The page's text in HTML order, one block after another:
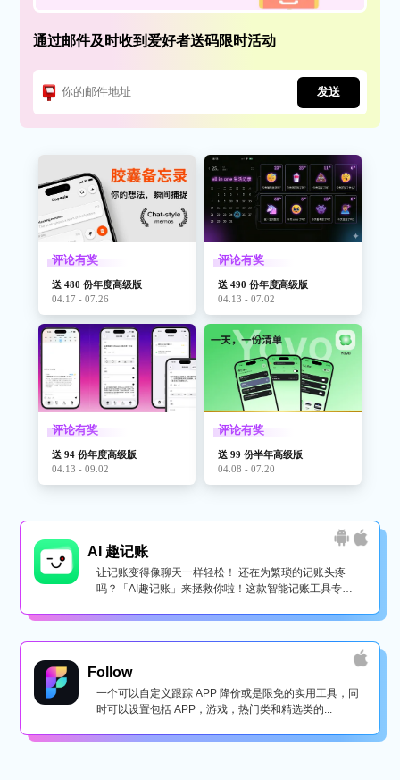
通过邮件及时收到爱好者送码限时活动
发送
评论有奖
送 480 份年度高级版
04.17 - 07.26
评论有奖
送 490 份年度高级版
04.13 - 07.02
评论有奖
送 94 份年度高级版
04.13 - 09.02
评论有奖
送 99 份半年高级版
04.08 - 07.20
AI 趣记账
让记账变得像聊天一样轻松！ 还在为繁琐的记账头疼
吗？「AI趣记账」来拯救你啦！这款智能记账工具专为
Follow
一个可以自定义跟踪 APP 降价或是限免的实用工具，同
时可以设置包括 APP，游戏，热门类和精选类的...